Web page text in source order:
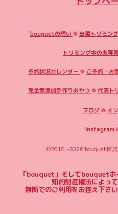
bouquetの想い ❁ 出張トリミン
トリミング中のお写真
予約状況カレンダー ❁ ご予約・お
完全無添加手作りおやつ ❁代表ト
ブログ❁ オ
Instagram
©2018 -2026 bouquet株
「bouquet」そしてbouquetホ
知的財産権法によっ
無断でのご利用をお控え下さ